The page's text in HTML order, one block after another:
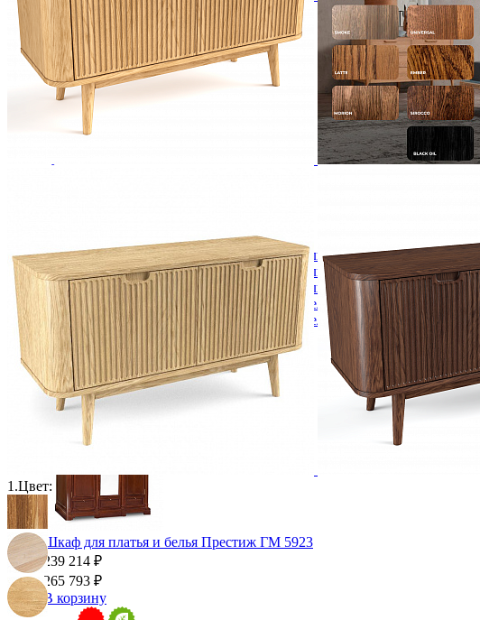
Зеркала
Комоды
Кровати двуспальные
Кровати металлические
Кровати односпальные
Кровати полутороспальные
Решетки и настилы под матрас
Спальные гарнитуры
Шкаф 1-дверный для одежды и белья
Шкафы 2-х дверные для одежды и белья
Шкафы 3-х дверные для одежды и белья
Шкафы 4-х дверные для одежды и белья
Шкафы 5-ти дверные для одежды и белья
Шкафы 6-ти дверные для одежды и белья
Шкафы купе для одежды и белья
Шкафы угловые для одежды и белья
Ящики и короба
Шкаф для платья и белья Престиж ГМ 5923
239 214 ₽
265 793 ₽
В корзину
1.Цвет: